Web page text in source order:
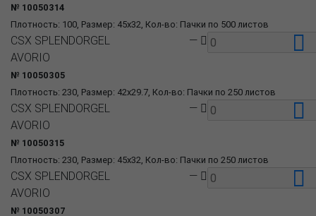
Плотность: 100, Размер: 45x32, Кол-во: Пачки по 500 листов
№ 10050314
Плотность: 230, Размер: 42x29.7, Кол-во: Пачки по 250 листов
CSX SPLENDORGEL
AVORIO
№ 10050305
—
Плотность: 230, Размер: 45x32, Кол-во: Пачки по 250 листов
CSX SPLENDORGEL
AVORIO
№ 10050315
—
CSX SPLENDORGEL
AVORIO
№ 10050307
—